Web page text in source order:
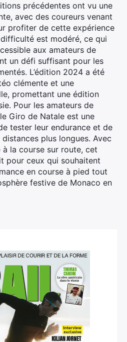
précédentes ont vu une
avec des coureurs venant
profiter de cette expérience
est modéré, ce qui
aux amateurs de
un défi suffisant pour les
L’édition 2024 a été
clémente et une
promettant une édition
Pour les amateurs de
Giro de Natale est une
tester leur endurance et de
plus longues. Avec
la course sur route, cet
pour ceux qui souhaitent
en course à pied tout
festive de Monaco en